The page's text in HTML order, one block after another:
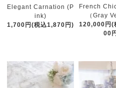
Elegant Carnation (P
ink)
1,700円(税込1,870円)
French
（Gray
120,000円(
00